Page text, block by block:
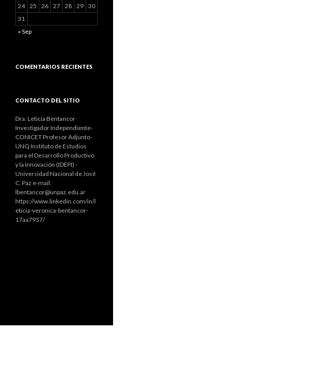
24 25 26 27 28 29 30
31
« Sep
COMENTARIOS RECIENTES
CONTACTO DEL SITIO
Dra. Leticia Bentancor
Investigador Independiente-
CONICET Profesor Adjunto-
UNQ Instituto de Estudios
para el Desarrollo Productivo
y la Innovación (IDEPI) -
Universidad Nacional de José
C. Paz e-mail:
lbentancor@unpaz.edu.ar
https://www.linkedin.com/in/l
eticia-veronica-bentancor-
17aa7937/